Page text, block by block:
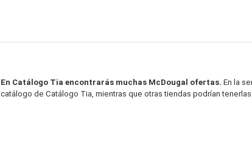
En Catálogo Tia encontrarás muchas McDougal ofertas. En la
catálogo de Catálogo Tia, mientras que otras tiendas podrían